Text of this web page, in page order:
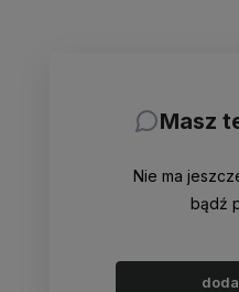
Masz
Nie ma
bądź